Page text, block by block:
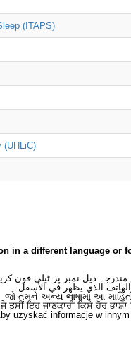
(ITAPS)
(UHLiC)
in a different language or
ذیل نمبر پر ٹیلی فون
الذي يظهر في الأسفل
જો તમને અન્ય ભાષામાં આ
ਜੇ ਤੁਸੀਂ ਇਹ ਜਾਣਕਾਰੀ ਕਿਸੇ ਹੋਰ
uzyskać informacje w